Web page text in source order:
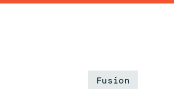
Fusion